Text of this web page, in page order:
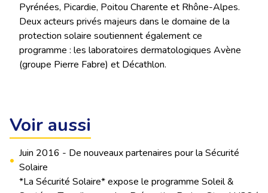
Pyrénées, Picardie, Poitou Charente et Rhône-Alpes.
Deux acteurs privés majeurs dans le domaine de la
protection solaire soutiennent également ce
programme : les laboratoires dermatologiques Avène
(groupe Pierre Fabre) et Décathlon.
Voir aussi
•
Juin 2016 - De nouveaux partenaires pour la Sécurité
Solaire
*La Sécurité Solaire* expose le programme Soleil &